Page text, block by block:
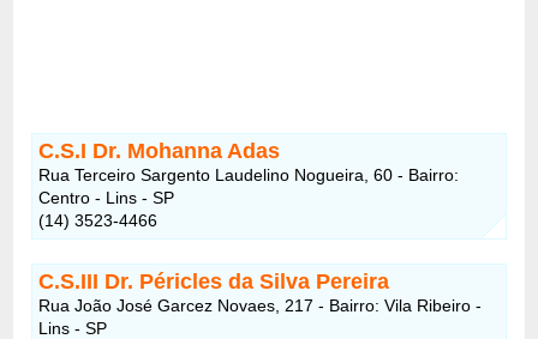
C.S.I Dr. Mohanna Adas
Rua Terceiro Sargento Laudelino Nogueira, 60 - Bairro:
Centro - Lins - SP
(14) 3523-4466
C.S.III Dr. Péricles da Silva Pereira
Rua João José Garcez Novaes, 217 - Bairro: Vila Ribeiro -
Lins - SP